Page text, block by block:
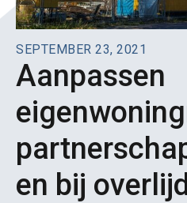
SEPTEMBER 23, 2021
Aanpassen
en bij